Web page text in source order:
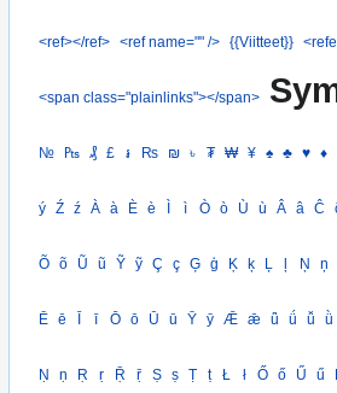
<ref></ref> <ref name="" /> {{Viitteet}}
<span class="plainlinks"></span>
№ ₧ ₰ £ ៛ ₨ ₪ ৳ ₮ ₩ ¥ ♠ ♣ ♥ ♦
ý Ź ź À à È è Ì ì Ò ò Ù ù Â â Ĉ
Õ õ Ũ ũ Ỹ ỹ Ç ç Ģ ģ Ķ ķ Ļ ļ Ņ ņ
Ē ē Ī ī Ō ō Ū ū Ȳ ȳ Ǣ ǣ ǖ ǘ ǚ ǜ
Ṇ ṇ Ṛ ṛ Ṝ ṝ Ṣ ṣ Ṭ ṭ Ł ł Ő ő Ű ű